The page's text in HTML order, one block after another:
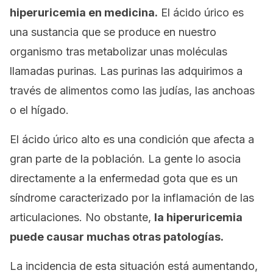
hiperuricemia en medicina. El ácido úrico es
una sustancia que se produce en nuestro
organismo tras metabolizar unas moléculas
llamadas purinas. Las purinas las adquirimos a
través de alimentos como las judías, las anchoas
o el hígado.
El ácido úrico alto es una condición que afecta a
gran parte de la población. La gente lo asocia
directamente a la enfermedad gota que es un
síndrome caracterizado por la inflamación de las
articulaciones. No obstante, la hiperuricemia
puede causar muchas otras patologías.
La incidencia de esta situación está aumentando,